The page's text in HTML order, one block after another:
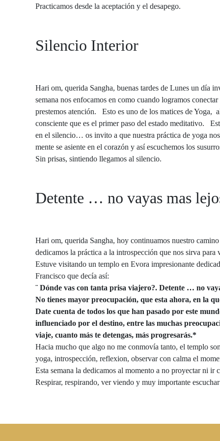
Practicamos desde la aceptación y el desapego.
Silencio Interior
Hari om, querida Sangha, buenas tardes de Lunes un día
semana nos enfocamos en como cuando logramos
prestemos atención. Esto es uno de los matices de Yoga,
consciente que es el primer paso del estado meditativo.
en el silencio… os invito a que nuestra práctica de yoga
mente se asiente en el corazón y así escuchemos los
Sin prisas, sintiendo llegamos al silencio.
Detente … no vayas mas
Hari om, querida Sangha, hoy continuamos nuestro
dedicamos la práctica a la introspección que nos sirva
Estuve visitando un templo en Evora impresionante
Francisco que decía así:
¨ Dónde vas con tanta prisa viajero?. Detente … no
No tienes mayor preocupación, que esta ahora, en la
Date cuenta de todos los que han pasado por este
influenciado por el destino, entre las muchas
viaje, cuanto más te detengas, más progresarás.*
Hacia mucho que algo no me conmovía tanto, el templo
yoga, introspección, reflexion, observar con calma el
Esta semana la dedicamos al momento a no proyectar ni
Respirar, respirando, ver viendo y muy importante